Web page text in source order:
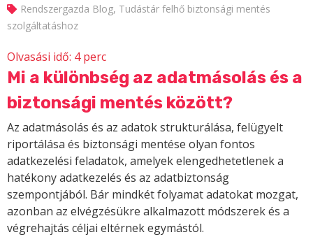
Rendszergazda Blog, Tudástár felhő biztonsági mentés
szolgáltatáshoz
Olvasási idő: 4 perc
Mi a különbség az adatmásolás és a
biztonsági mentés között?
Az adatmásolás és az adatok strukturálása, felügyelt
riportálása és biztonsági mentése olyan fontos
adatkezelési feladatok, amelyek elengedhetetlenek a
hatékony adatkezelés és az adatbiztonság
szempontjából. Bár mindkét folyamat adatokat mozgat,
azonban az elvégzésükre alkalmazott módszerek és a
végrehajtás céljai eltérnek egymástól.